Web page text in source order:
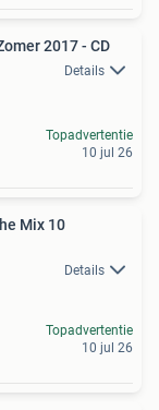
2017 - CD
Details
Topadvertentie
10 jul 26
Mix 10
Details
Topadvertentie
10 jul 26